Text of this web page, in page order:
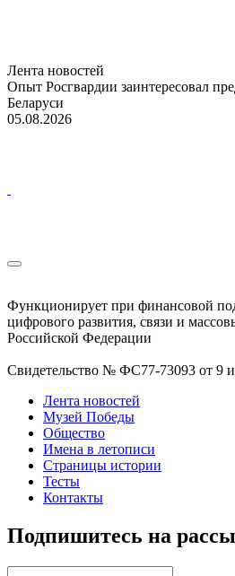
Лента новостей
Опыт Росгвардии заинтересовал
Беларуси
05.08.2026
Функционирует при финансовой
цифрового развития, связи и
Российской Федерации
Свидетельство № ФС77-73093 от 9
Лента новостей
Музей Победы
Общество
Имена в летописи
Страницы истории
Тесты
Контакты
Подпишитесь на